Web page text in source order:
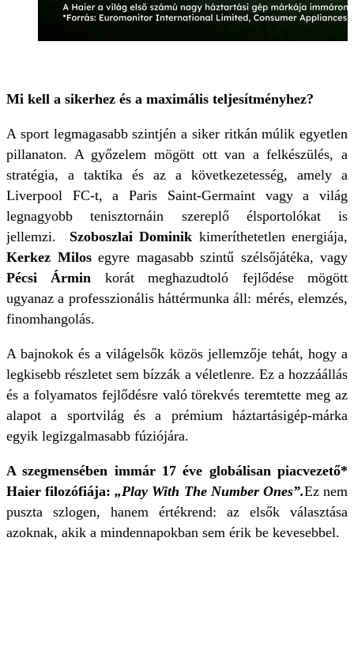
Mi kell a sikerhez és a maximális teljesítményhez?
A sport legmagasabb szintjén a siker ritkán múlik egyetlen
pillanaton. A győzelem mögött ott van a felkészülés, a
stratégia, a taktika és az a következetesség, amely a
Liverpool FC-t, a Paris Saint-Germaint vagy a világ
legnagyobb tenisztornáin szereplő élsportolókat is
jellemzi. Szoboszlai Dominik kimeríthetetlen energiája,
Kerkez Milosegyre magasabb szintű szélsőjátéka, vagy
Pécsi Ármin korát meghazudtoló fejlődése mögött
ugyanaz a professzionális háttérmunka áll: mérés, elemzés,
finomhangolás.
A bajnokok és a világelsők közös jellemzője tehát, hogy a
legkisebb részletet sem bízzák a véletlenre. Ez a hozzáállás
és a folyamatos fejlődésre való törekvés teremtette meg az
alapot a sportvilág és a prémium háztartásigép-márka
egyik legizgalmasabb fúziójára.
A szegmensében immár 17 éve globálisan piacvezető*
Haier filozófiája:„Play With The Number Ones”.Ez nem
puszta szlogen, hanem értékrend: az elsők választása
azoknak, akik a mindennapokban sem érik be kevesebbel.